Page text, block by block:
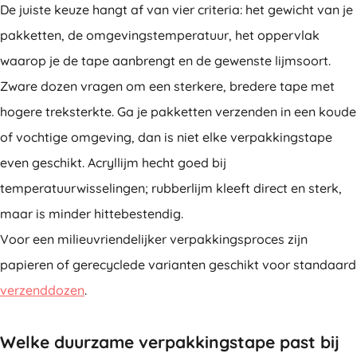
De juiste keuze hangt af van vier criteria: het gewicht van je
pakketten, de omgevingstemperatuur, het oppervlak
waarop je de tape aanbrengt en de gewenste lijmsoort.
Zware dozen vragen om een sterkere, bredere tape met
hogere treksterkte. Ga je pakketten verzenden in een koude
of vochtige omgeving, dan is niet elke verpakkingstape
even geschikt. Acryllijm hecht goed bij
temperatuurwisselingen; rubberlijm kleeft direct en sterk,
maar is minder hittebestendig.
Voor een milieuvriendelijker verpakkingsproces zijn
papieren of gerecyclede varianten geschikt voor standaard
verzenddozen.
Welke duurzame verpakkingstape past bij